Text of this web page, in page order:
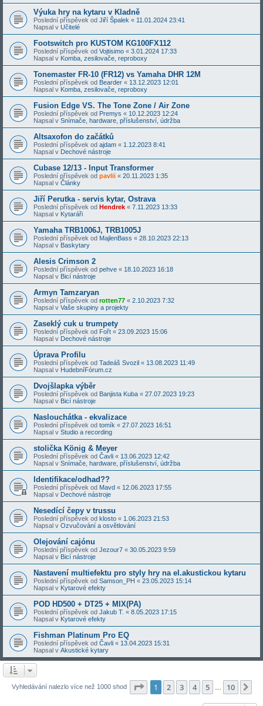
Výuka hry na kytaru v Kladně
Poslední příspěvek od Jiří Špalek « 11.01.2024 23:41
Napsal v Učitelé
Footswitch pro KUSTOM KG100FX112
Poslední příspěvek od Vojtisimo « 3.01.2024 17:33
Napsal v Komba, zesilovače, reproboxy
Tonemaster FR-10 (FR12) vs Yamaha DHR 12M
Poslední příspěvek od Bearder « 13.12.2023 12:01
Napsal v Komba, zesilovače, reproboxy
Fusion Edge VS. The Tone Zone / Air Zone
Poslední příspěvek od Premys « 10.12.2023 12:24
Napsal v Snímače, hardware, příslušenství, údržba
Altsaxofon do začátků
Poslední příspěvek od ajdam « 1.12.2023 8:41
Napsal v Dechové nástroje
Cubase 12/13 - Input Transformer
Poslední příspěvek od pavlii « 20.11.2023 1:35
Napsal v Články
Jiří Perutka - servis kytar, Ostrava
Poslední příspěvek od Hendrek « 7.11.2023 13:33
Napsal v Kytaráři
Yamaha TRB1006J, TRB1005J
Poslední příspěvek od MajlenBass « 28.10.2023 22:13
Napsal v Baskytary
Alesis Crimson 2
Poslední příspěvek od pehve « 18.10.2023 16:18
Napsal v Bicí nástroje
Armyn Tamzaryan
Poslední příspěvek od rotten77 « 2.10.2023 7:32
Napsal v Vaše skupiny a projekty
Zaseklý cuk u trumpety
Poslední příspěvek od Fořt « 23.09.2023 15:06
Napsal v Dechové nástroje
Úprava Profilu
Poslední příspěvek od Tadeáš Svozil « 13.08.2023 11:49
Napsal v HudebníFórum.cz
Dvojšlapka výběr
Poslední příspěvek od Banjista Kuba « 27.07.2023 19:23
Napsal v Bicí nástroje
Naslouchátka - ekvalizace
Poslední příspěvek od tomík « 27.07.2023 16:51
Napsal v Studio a recording
stolička König & Meyer
Poslední příspěvek od Čavli « 13.06.2023 12:42
Napsal v Snímače, hardware, příslušenství, údržba
Identifikace/odhad??
Poslední příspěvek od Mavd « 12.06.2023 17:55
Napsal v Dechové nástroje
Nesedící čepy v trussu
Poslední příspěvek od klosto « 1.06.2023 21:53
Napsal v Ozvučování a osvětlování
Olejování cajónu
Poslední příspěvek od Jezour7 « 30.05.2023 9:59
Napsal v Bicí nástroje
Nastavení multiefektu pro styly hry na el.akustickou kytaru
Poslední příspěvek od Samson_PH « 23.05.2023 15:14
Napsal v Kytarové efekty
POD HD500 + DT25 + MIX(PA)
Poslední příspěvek od Jakub T. « 8.05.2023 17:15
Napsal v Kytarové efekty
Fishman Platinum Pro EQ
Poslední příspěvek od Čavli « 13.04.2023 15:31
Napsal v Akustické kytary
Vyhledávání nalezlo více než 1000 shod Stránka z 10
1 2 3 4 5 10